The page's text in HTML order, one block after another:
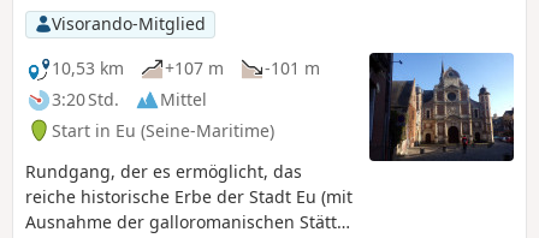
Visorando-Mitglied
10,53 km
+107 m
-101 m
3:20 Std.
Mittel
Start in Eu (Seine-Maritime)
Rundgang, der es ermöglicht, das
reiche historische Erbe der Stadt Eu (mit
Ausnahme der galloromanischen Stätte